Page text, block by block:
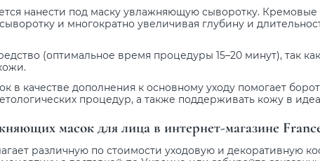
нанести под маску увлажняющую сыворотку.
и многократно увеличивая глубину и
(оптимальное время процедуры 15–20 минут), так
качестве дополнения к основному уходу помогает
процедур, а также поддерживать кожу в
масок для лица в интернет-магазине
различную по стоимости уходовую и декоративную